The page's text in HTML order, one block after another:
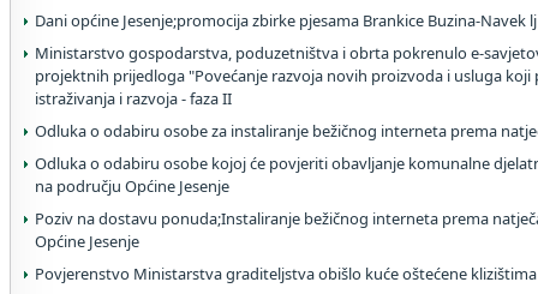
Dani općine Jesenje;promocija zbirke pjesama Brankice Buzina-Navek
Ministarstvo gospodarstva, poduzetništva i obrta pokrenulo e-
projektnih prijedloga "Povećanje razvoja novih proizvoda i usluga koji
istraživanja i razvoja - faza II
Odluka o odabiru osobe za instaliranje bežičnog interneta prema
Odluka o odabiru osobe kojoj će povjeriti obavljanje komunalne
na području Općine Jesenje
Poziv na dostavu ponuda;Instaliranje bežičnog interneta prema
Općine Jesenje
Povjerenstvo Ministarstva graditeljstva obišlo kuće oštećene klizištima